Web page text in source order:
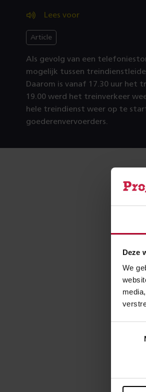
Deze
We
Lees voor
Article
Als gevolg van een
mogelijk tussen
Daarom is vanaf 17.30 uur het
19.00 werd het treinverkeer
hele treindienst weer op te
goederenvervoerders.